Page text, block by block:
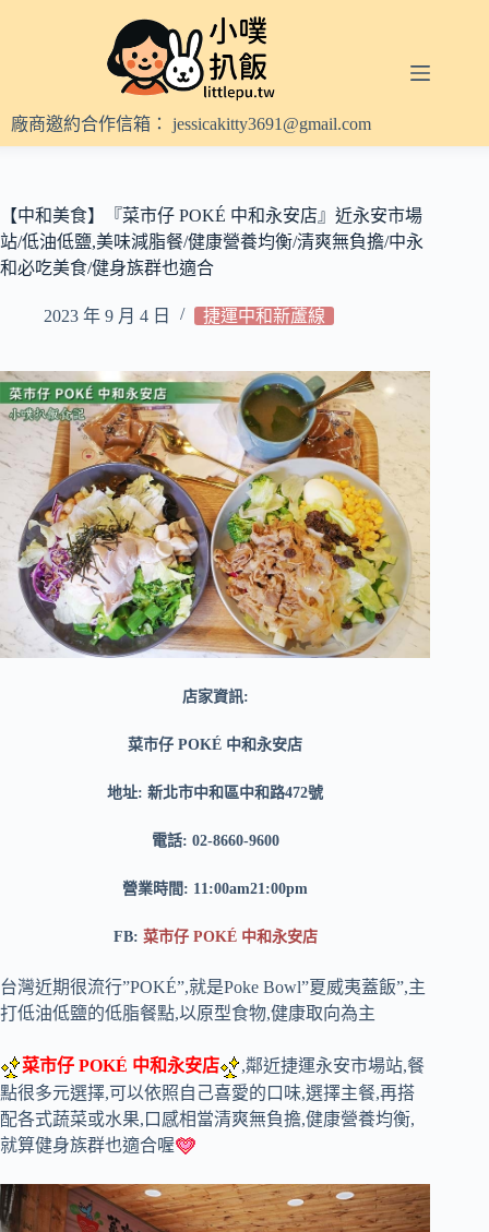
內
容
廠商邀約合作信箱： jessicakitty3691@gmail.com
【中和美食】『菜市仔 POKÉ 中和永安店』近永安市場
站/低油低鹽,美味減脂餐/健康營養均衡/清爽無負擔/中永
和必吃美食/健身族群也適合
2023 年 9 月 4 日 捷運中和新蘆線
店家資訊:
菜市仔 POKÉ 中和永安店
地址: 新北市中和區中和路472號
電話: 02-8660-9600
營業時間: 11:00am21:00pm
FB: 菜市仔 POKÉ 中和永安店
台灣近期很流行”POKÉ”,就是Poke Bowl”夏威夷蓋飯”,主
打低油低鹽的低脂餐點,以原型食物,健康取向為主
菜市仔 POKÉ 中和永安店
,鄰近捷運永安市場站,餐
點很多元選擇,可以依照自己喜愛的口味,選擇主餐,再搭
配各式蔬菜或水果,口感相當清爽無負擔,健康營養均衡,
就算健身族群也適合喔